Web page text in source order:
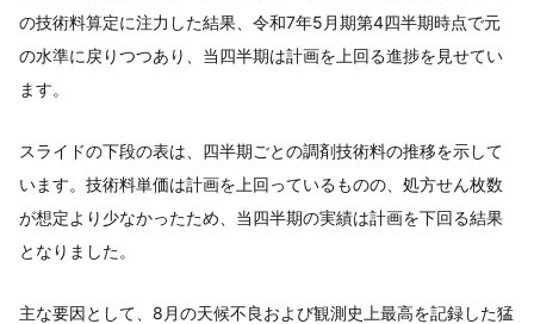
の技術料算定に注力した結果、令和7年5月期第4四半期時点で元
の水準に戻りつつあり、当四半期は計画を上回る進捗を見せてい
ます。
スライドの下段の表は、四半期ごとの調剤技術料の推移を示して
います。技術料単価は計画を上回っているものの、処方せん枚数
が想定より少なかったため、当四半期の実績は計画を下回る結果
となりました。
主な要因として、8月の天候不良および観測史上最高を記録した猛